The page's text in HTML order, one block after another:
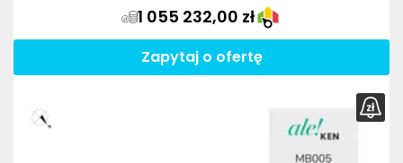
1 055 232,00 zł
Zapytaj o ofertę